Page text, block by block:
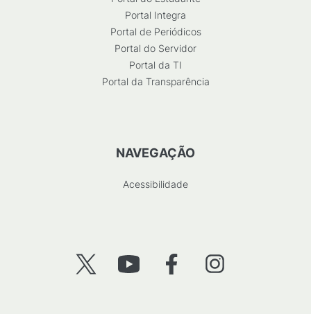
Portal Integra
Portal de Periódicos
Portal do Servidor
Portal da TI
Portal da Transparência
NAVEGAÇÃO
Acessibilidade